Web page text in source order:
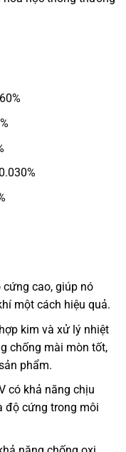
cứng cao, giúp nó
một cách hiệu quả.
kim và xử lý nhiệt
chống mài mòn tốt,
phẩm.
có khả năng chịu
độ cứng trong môi